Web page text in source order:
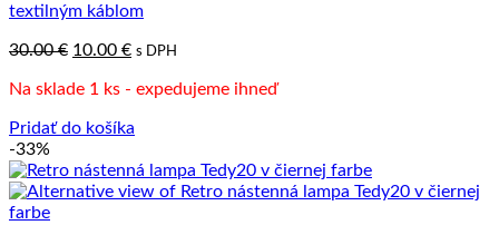
textilným káblom
30.00€ Pôvodná
bola:
10.00 €Aktuálna
je:
s DPH
Na sklade 1 ks - expedujeme ihneď
Pridať do košíka
-33%